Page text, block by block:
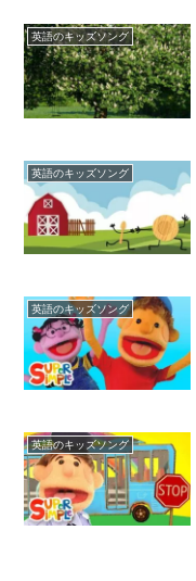
英語のキッズソング
英語のキッズソング
英語のキッズソング
英語のキッズソング